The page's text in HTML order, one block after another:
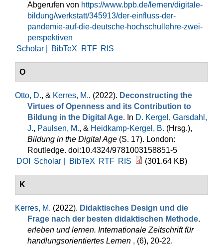
Abgerufen von https://www.bpb.de/lernen/digitale-
bildung/werkstatt/345913/der-einfluss-der-
pandemie-auf-die-deutsche-hochschullehre-zwei-
perspektiven
Scholar |
BibTeX RTF RIS
O
Otto, D., & Kerres, M.. (2022). Deconstructing the
Virtues of Openness and its Contribution to
Bildung in the Digital Age. In D. Kergel , Garsdahl,
J., Paulsen, M., & Heidkamp-Kergel, B. (Hrsg.),
Bildung in the Digital Age (S. 17). London:
Routledge. doi:10.4324/9781003158851-5
DOI
Scholar | BibTeX RTF RIS (301.64 KB)
K
Kerres, M. (2022). Didaktisches Design und die
Frage nach der besten didaktischen Methode.
erleben und lernen. Internationale Zeitschrift für
handlungsorientiertes Lernen , (6), 20-22.